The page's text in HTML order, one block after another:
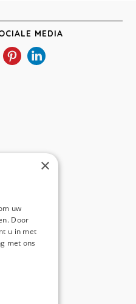
MEDIA
94
×
uw
Door
u in met
met ons